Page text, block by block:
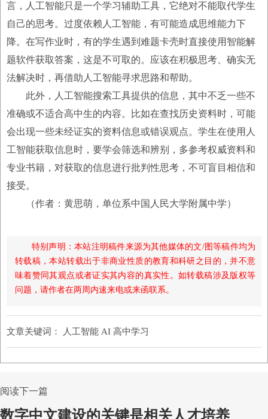
言，人工智能只是一个学习辅助工具，它绝对不能取代学生
自己的思考。过度依赖人工智能，有可能造成思维能力下
降。在写作业时，有的学生遇到难题卡壳时直接使用智能解
题软件获取答案，这是不可取的。应该在积极思考、确实无
法解决时，再借助人工智能寻求思路和帮助。
此外，人工智能搜索工具提供的信息，其中不乏一些不
准确或不适合高中生的内容。比如在查找历史资料时，可能
会出现一些未经证实的资料信息或错误观点。学生在使用人
工智能获取信息时，要学会筛选和辨别，多参考权威资料和
专业书籍，对获取的信息进行批判性思考，不可盲目相信和
接受。
（作者：黄思萌，单位系中国人民大学附属中学）
特别声明：本站注明稿件来源为其他媒体的文/图等稿件均为
转载稿，本站转载出于非商业性质的教育和科研之目的，并不意
味着赞同其观点或者证实其内容的真实性。如转载稿涉及版权等
问题，请作者在两周内速来电或来函联系。
文章关键词： 人工智能 AI 高中学习
阅读下一篇
数字中文建设的关键是相关人才培养